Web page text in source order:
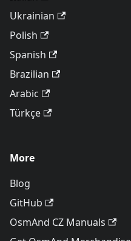
Ukrainian
Polish
Spanish
Brazilian
Arabic
Türkçe
More
Blog
GitHub
OsmAnd CZ Manuals